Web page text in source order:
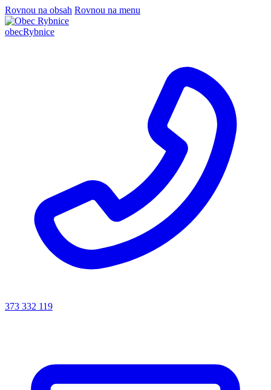
Rovnou na obsah Rovnou na menu
obecRybnice
373 332 119